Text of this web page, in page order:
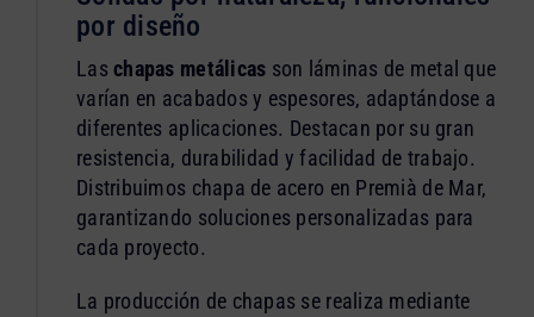
por diseño
Laschapas metálicas son láminas de metal que
varían en acabados y espesores, adaptándose a
diferentes aplicaciones. Destacan por su gran
resistencia, durabilidad y facilidad de trabajo.
Distribuimos chapa de acero en Premià de Mar,
garantizando soluciones personalizadas para
cada proyecto.
La producción de chapas se realiza mediante